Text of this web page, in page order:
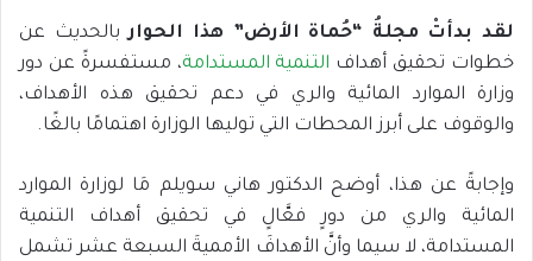
لقد بدأتْ مجلةُ “حُماة الأرض” هذا الحواربالحديث عن
خطوات تحقيق أهداف التنمية المستدامة، مستفسرةً عن دور
وزارة الموارد المائية والري في دعم تحقيق هذه الأهداف،
والوقوف على أبرز المحطات التي توليها الوزارة اهتمامًا بالغًا.
وإجابةً عن هذا، أوضح الدكتور هاني سويلم مَا لوزارة الموارد
المائية والري من دورٍ فعَّالٍ في تحقيق أهداف التنمية
المستدامة، لا سيما وأنَّ الأهدافَ الأمميةَ السبعة عشر تشمل